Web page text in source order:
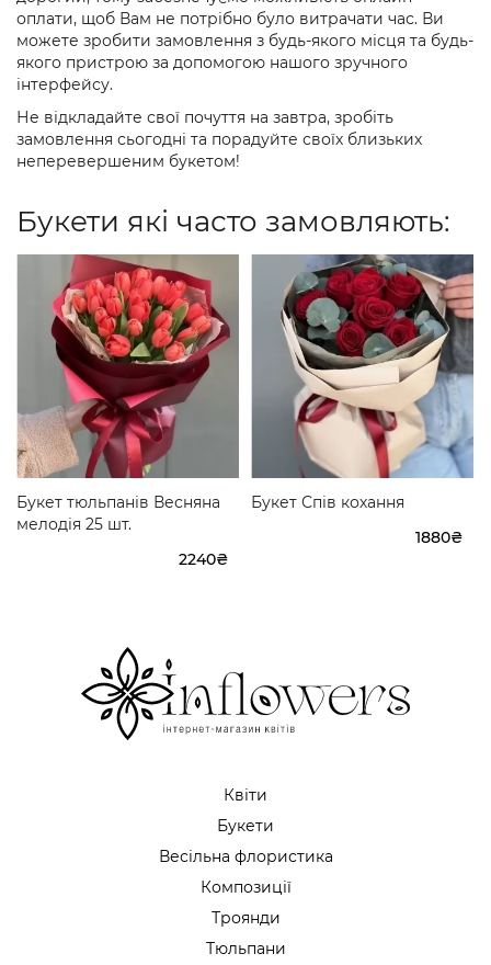
оплати, щоб Вам не потрібно було витрачати час. Ви
можете зробити замовлення з будь-якого місця та будь-
якого пристрою за допомогою нашого зручного
інтерфейсу.
Не відкладайте свої почуття на завтра, зробіть
замовлення сьогодні та порадуйте своїх близьких
неперевершеним букетом!
Букети які часто замовляють:
Букет тюльпанів Весняна
мелодія 25 шт.
2240₴
Букет Спів кохання
1880₴
Квіти
Букети
Весільна флористика
Композиції
Троянди
Тюльпани